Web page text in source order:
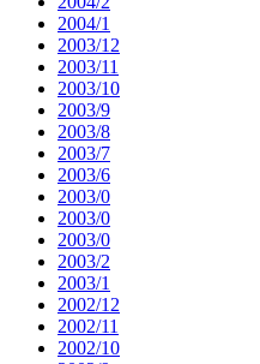
2004/1
2003/12
2003/11
2003/10
2003/9
2003/8
2003/7
2003/6
2003/0
2003/0
2003/0
2003/2
2003/1
2002/12
2002/11
2002/10